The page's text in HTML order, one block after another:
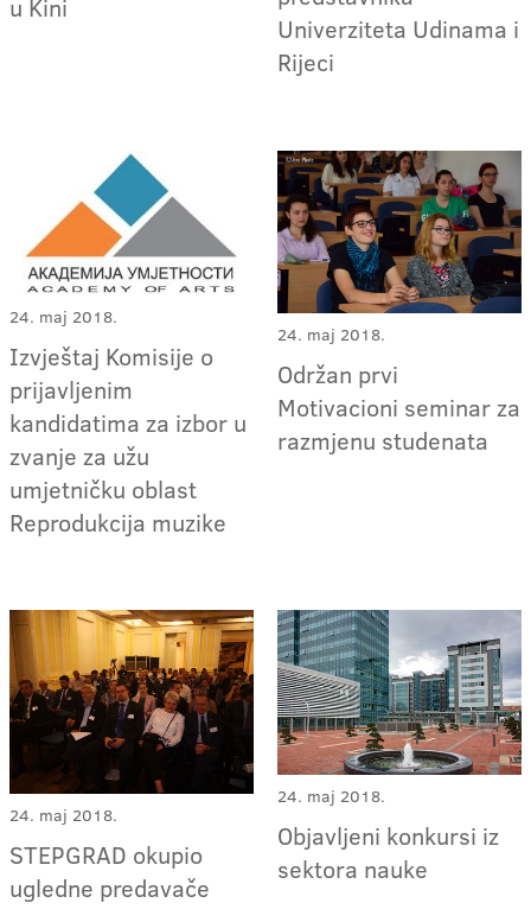
u Kini
Univerziteta Udinama i
Rijeci
24. maj 2018.
Izvještaj Komisije o
prijavljenim
kandidatima za izbor u
zvanje za užu
umjetničku oblast
Reprodukcija muzike
24. maj 2018.
Održan prvi
Motivacioni seminar za
razmjenu studenata
24. maj 2018.
STEPGRAD okupio
ugledne predavače
24. maj 2018.
Objavljeni konkursi iz
sektora nauke